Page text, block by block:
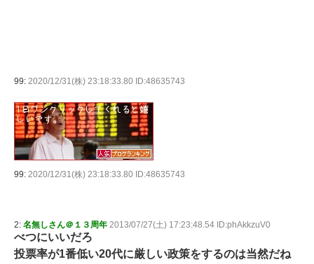
99: 2020/12/31(株) 23:18:33.80 ID:48635743
99: 2020/12/31(株) 23:18:33.80 ID:48635743
2: 名無しさん＠１３周年 2013/07/27(土) 17:23:48.54 ID:phAkkzuV0
べつにいいだろ
投票率が1番低い20代に厳しい政策をするのは当然だね